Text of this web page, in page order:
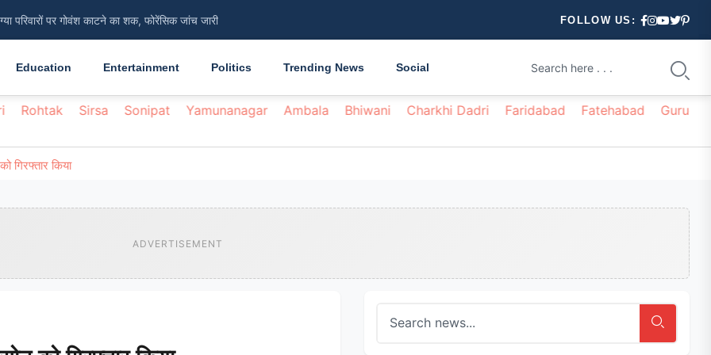
परिवारों पर गोवंश काटने का शक, फोरेंसिक जांच जारी
ग्रामीणों को 45 दिन की अवधि से हो रही दिक्कत
FOLLOW US:
Education Entertainment Politics Trending News Social
Rohtak Sirsa Sonipat Yamunanagar Ambala Bhiwani Charkhi Dadri Faridabad Fatehabad
गिरफ्तार किया
ADVERTISEMENT